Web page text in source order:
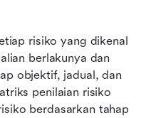
risiko yang dikenal
berlakunya dan
objektif, jadual, dan
penilaian risiko
berdasarkan tahap